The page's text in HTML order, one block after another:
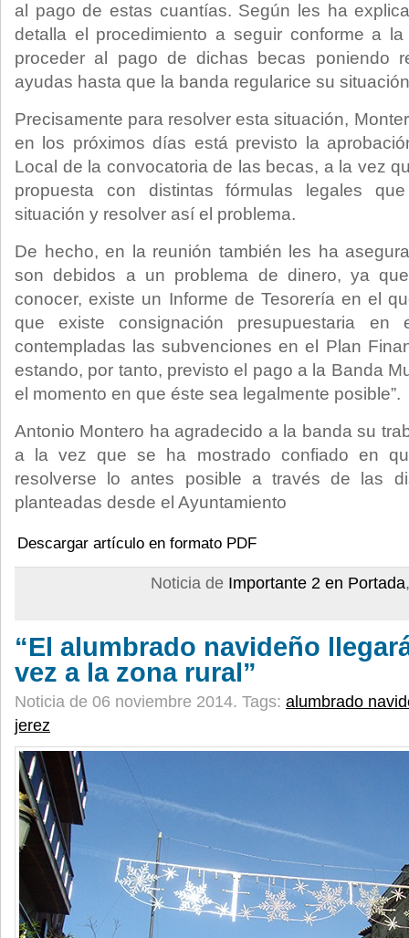
al pago de estas cuantías. Según les ha
detalla el procedimiento a seguir conforme a
proceder al pago de dichas becas poniendo
ayudas hasta que la banda regularice su
Precisamente para resolver esta situación,
en los próximos días está previsto la
Local de la convocatoria de las becas, a la vez
propuesta con distintas fórmulas legales
situación y resolver así el problema.
De hecho, en la reunión también les ha
son debidos a un problema de dinero, ya
conocer, existe un Informe de Tesorería en el
que existe consignación presupuestaria en
contempladas las subvenciones en el Plan
estando, por tanto, previsto el pago a la Banda
el momento en que éste sea legalmente posible”.
Antonio Montero ha agradecido a la banda su
a la vez que se ha mostrado confiado en
resolverse lo antes posible a través de las
planteadas desde el Ayuntamiento
Descargar artículo en formato PDF
Noticia de Importante 2 en Portada
“El alumbrado navideño
vez a la zona rural”
Noticia de 06 noviembre 2014. Tags: alumbrado
jerez